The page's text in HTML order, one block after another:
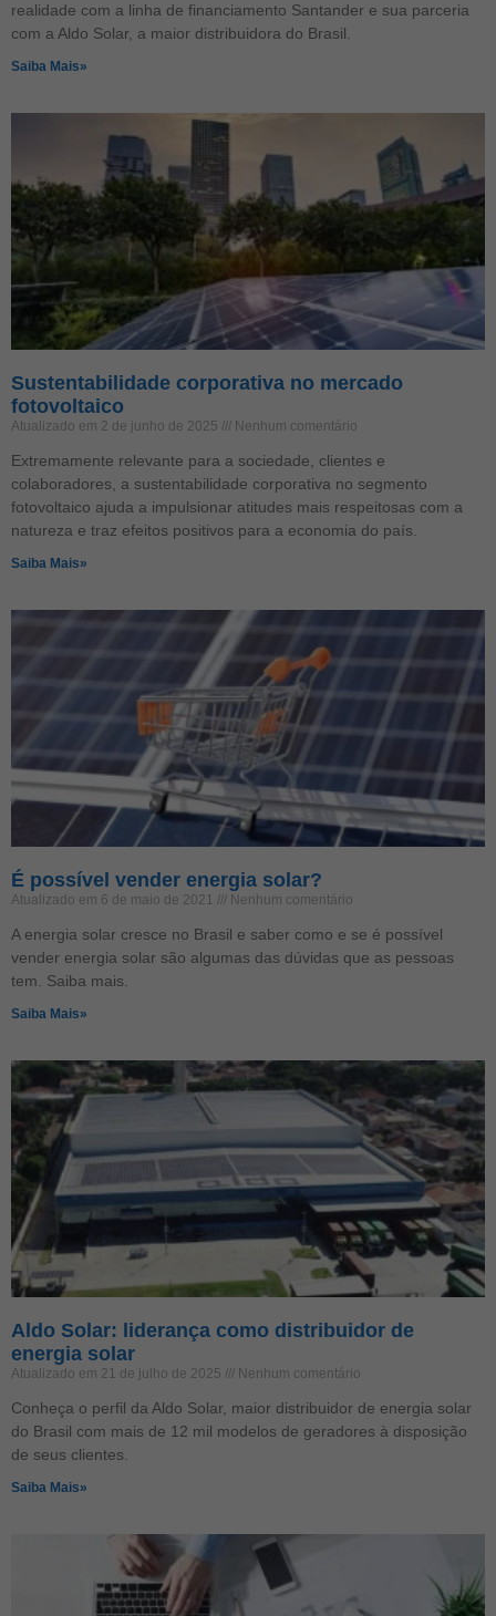
realidade com a linha de financiamento Santander e sua parceria
com a Aldo Solar, a maior distribuidora do Brasil.
Saiba Mais»
Sustentabilidade corporativa no mercado
fotovoltaico
Atualizado em 2 de junho de 2025 Nenhum comentário
Extremamente relevante para a sociedade, clientes e
colaboradores, a sustentabilidade corporativa no segmento
fotovoltaico ajuda a impulsionar atitudes mais respeitosas com a
natureza e traz efeitos positivos para a economia do país.
Saiba Mais»
É possível vender energia solar?
Atualizado em 6 de maio de 2021 Nenhum comentário
A energia solar cresce no Brasil e saber como e se é possível
vender energia solar são algumas das dúvidas que as pessoas
tem. Saiba mais.
Saiba Mais»
Aldo Solar: liderança como distribuidor de
energia solar
Atualizado em 21 de julho de 2025 Nenhum comentário
Conheça o perfil da Aldo Solar, maior distribuidor de energia solar
do Brasil com mais de 12 mil modelos de geradores à disposição
de seus clientes.
Saiba Mais»